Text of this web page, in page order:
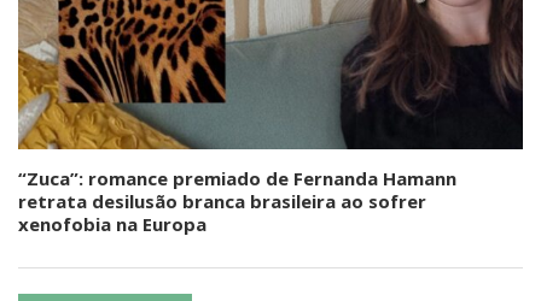
“Zuca”: romance premiado de Fernanda Hamann
retrata desilusão branca brasileira ao sofrer
xenofobia na Europa